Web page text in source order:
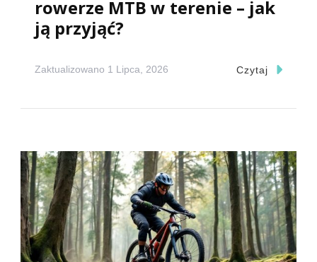
rowerze MTB w terenie – jak
ją przyjąć?
Zaktualizowano 1 Lipca, 2026 Czytaj